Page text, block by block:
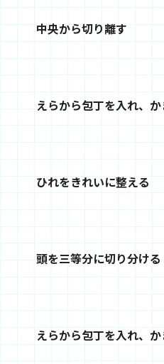
中央から切り離す
えらから包丁を入れ、
ひれをきれいに整える
頭を三等分に切り分ける
えらから包丁を入れ、